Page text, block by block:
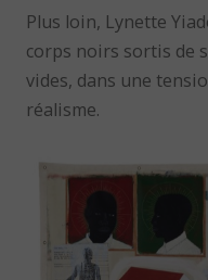
Plus loin, Lynette
corps noirs sortis de
vides, dans une
réalisme.